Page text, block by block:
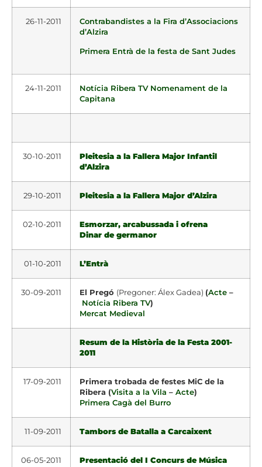
26-11-2011
Contrabandistes a la Fira d’Associacions
d’Alzira
Primera Entrà de la festa de Sant Judes
24-11-2011
Notícia Ribera TV Nomenament de la
Capitana
30-10-2011
Pleitesia a la Fallera Major Infantil
d’Alzira
29-10-2011 Pleitesia a la Fallera Major d’Alzira
02-10-2011
Esmorzar, arcabussada i ofrena
Dinar de germanor
01-10-2011 L’Entrà
30-09-2011 El Pregó (Pregoner: Álex Gadea) (Acte –
Notícia Ribera TV)
Mercat Medieval
Resum de la Història de la Festa 2001-
2011
17-09-2011
Primera trobada de festes MiC de la
Ribera (Visita a la Vila – Acte)
Primera Cagà del Burro
11-09-2011 Tambors de Batalla a Carcaixent
06-05-2011
Presentació del I Concurs de Música